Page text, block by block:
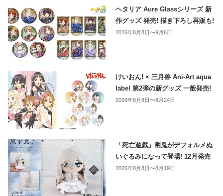
ヘタリア Aure Glassシリーズ 新
作グッズ 発売! 描き下ろし再販も!
2026年8月8日〜9月6日
けいおん! × 三月兽 Ani-Art aqua
label 第2弾の新グッズ 一般発売!
2026年8月8日〜8月24日
「死亡遊戯」幽鬼がデフォルメぬ
いぐるみになって登場! 12月発売
2026年8月8日〜8月19日